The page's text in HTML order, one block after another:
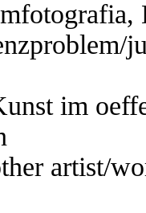
im
artist/